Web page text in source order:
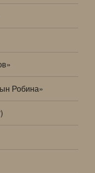
Робина»